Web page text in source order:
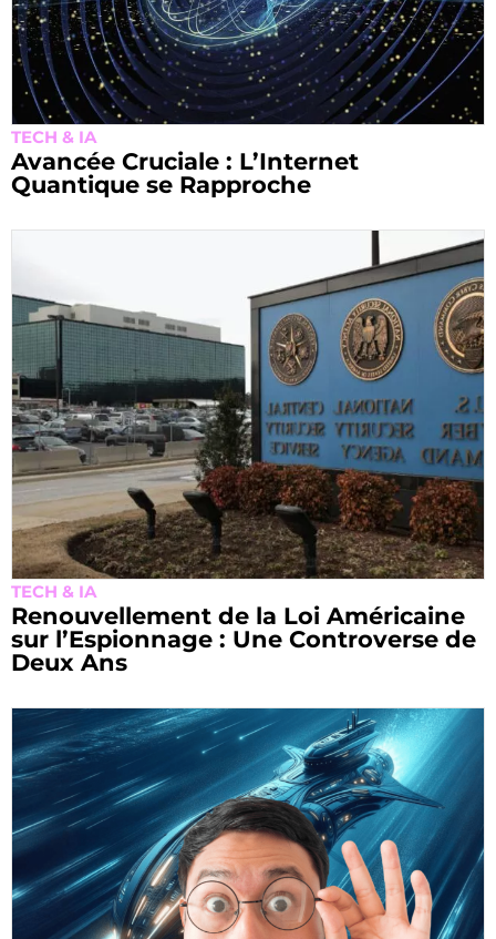
TECH & IA
Avancée Cruciale : L’Internet
Quantique se Rapproche
TECH & IA
Renouvellement de la Loi Américaine
sur l’Espionnage : Une Controverse de
Deux Ans